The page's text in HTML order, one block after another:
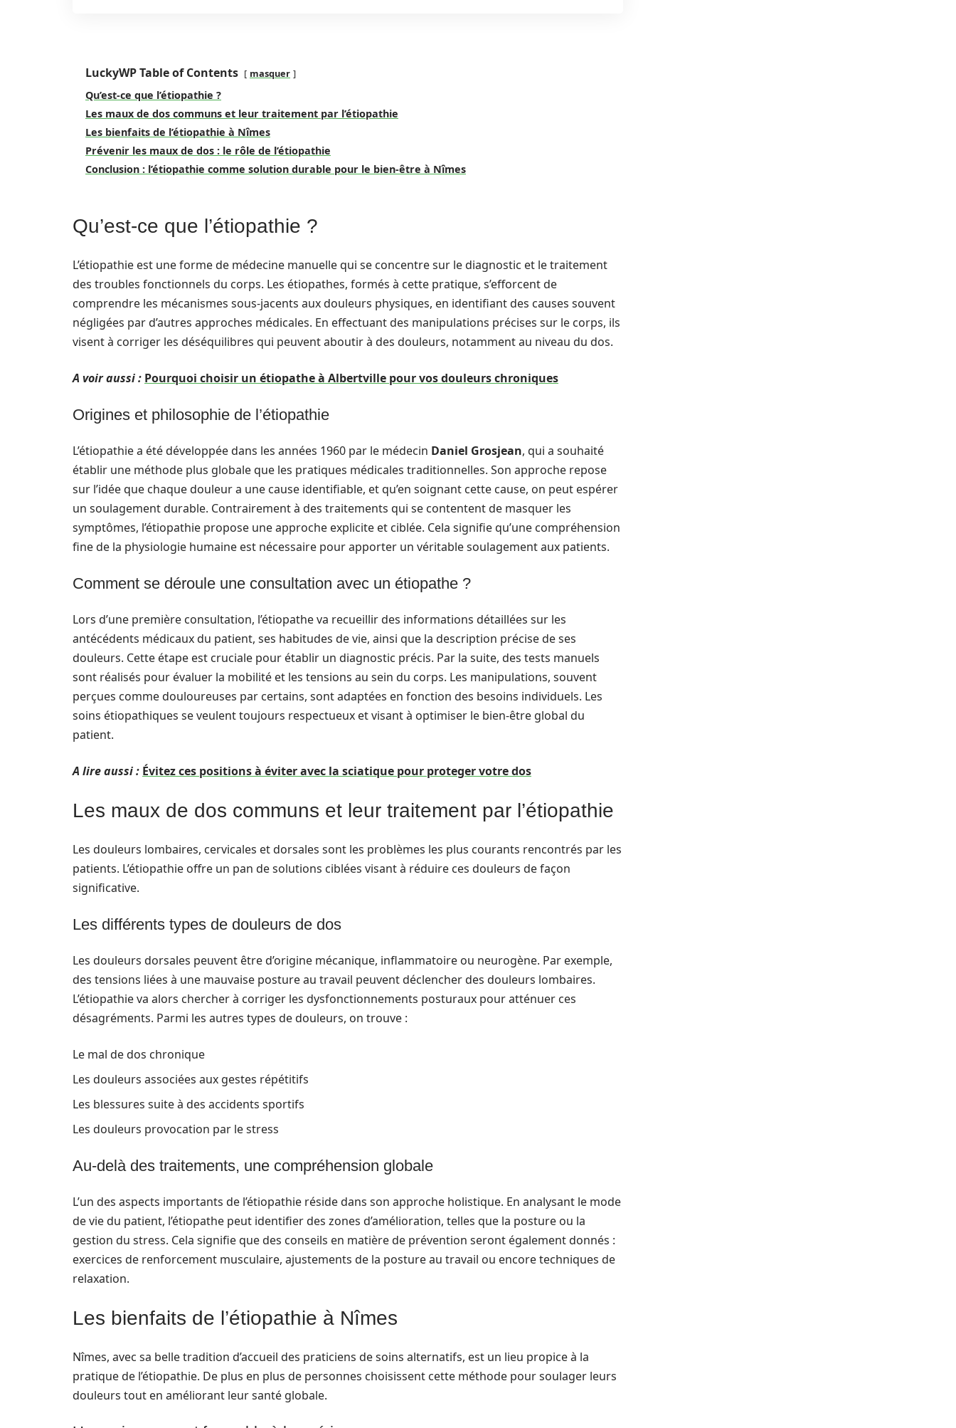
LuckyWP Table of Contents masquer
Qu’est-ce que l’étiopathie ?
Les maux de dos communs et leur traitement par l’étiopathie
Les bienfaits de l’étiopathie à Nîmes
Prévenir les maux de dos : le rôle de l’étiopathie
Conclusion : l’étiopathie comme solution durable pour le bien-être à Nîmes
Qu’est-ce que l’étiopathie ?
L’étiopathie est une forme de médecine manuelle qui se concentre sur le diagnostic et le traitement
des troubles fonctionnels du corps. Les étiopathes, formés à cette pratique, s’efforcent de
comprendre les mécanismes sous-jacents aux douleurs physiques, en identifiant des causes souvent
négligées par d’autres approches médicales. En effectuant des manipulations précises sur le corps, ils
visent à corriger les déséquilibres qui peuvent aboutir à des douleurs, notamment au niveau du dos.
A voir aussi : Pourquoi choisir un étiopathe à Albertville pour vos douleurs chroniques
Origines et philosophie de l’étiopathie
L’étiopathie a été développée dans les années 1960 par le médecin Daniel Grosjean, qui a souhaité
établir une méthode plus globale que les pratiques médicales traditionnelles. Son approche repose
sur l’idée que chaque douleur a une cause identifiable, et qu’en soignant cette cause, on peut espérer
un soulagement durable. Contrairement à des traitements qui se contentent de masquer les
symptômes, l’étiopathie propose une approche explicite et ciblée. Cela signifie qu’une compréhension
fine de la physiologie humaine est nécessaire pour apporter un véritable soulagement aux patients.
Comment se déroule une consultation avec un étiopathe ?
Lors d’une première consultation, l’étiopathe va recueillir des informations détaillées sur les
antécédents médicaux du patient, ses habitudes de vie, ainsi que la description précise de ses
douleurs. Cette étape est cruciale pour établir un diagnostic précis. Par la suite, des tests manuels
sont réalisés pour évaluer la mobilité et les tensions au sein du corps. Les manipulations, souvent
perçues comme douloureuses par certains, sont adaptées en fonction des besoins individuels. Les
soins étiopathiques se veulent toujours respectueux et visant à optimiser le bien-être global du
patient.
A lire aussi : Évitez ces positions à éviter avec la sciatique pour proteger votre dos
Les maux de dos communs et leur traitement par l’étiopathie
Les douleurs lombaires, cervicales et dorsales sont les problèmes les plus courants rencontrés par les
patients. L’étiopathie offre un pan de solutions ciblées visant à réduire ces douleurs de façon
significative.
Les différents types de douleurs de dos
Les douleurs dorsales peuvent être d’origine mécanique, inflammatoire ou neurogène. Par exemple,
des tensions liées à une mauvaise posture au travail peuvent déclencher des douleurs lombaires.
L’étiopathie va alors chercher à corriger les dysfonctionnements posturaux pour atténuer ces
désagréments. Parmi les autres types de douleurs, on trouve :
Le mal de dos chronique
Les douleurs associées aux gestes répétitifs
Les blessures suite à des accidents sportifs
Les douleurs provocation par le stress
Au-delà des traitements, une compréhension globale
L’un des aspects importants de l’étiopathie réside dans son approche holistique. En analysant le mode
de vie du patient, l’étiopathe peut identifier des zones d’amélioration, telles que la posture ou la
gestion du stress. Cela signifie que des conseils en matière de prévention seront également donnés :
exercices de renforcement musculaire, ajustements de la posture au travail ou encore techniques de
relaxation.
Les bienfaits de l’étiopathie à Nîmes
Nîmes, avec sa belle tradition d’accueil des praticiens de soins alternatifs, est un lieu propice à la
pratique de l’étiopathie. De plus en plus de personnes choisissent cette méthode pour soulager leurs
douleurs tout en améliorant leur santé globale.